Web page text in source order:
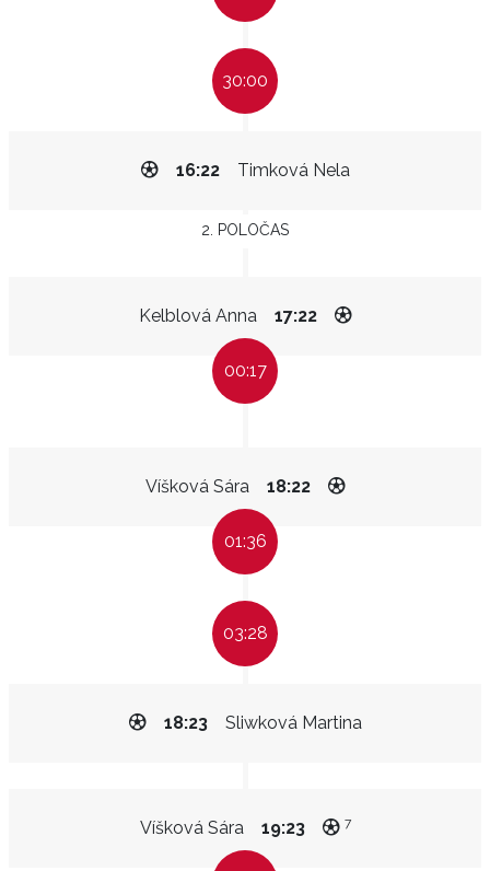
30:00
Timková Nela
16:22
2. POLOČAS
Kelblová Anna 17:22
00:17
Víšková Sára 18:22
01:36
03:28
Sliwková Martina
18:23
Víšková Sára 19:23 7